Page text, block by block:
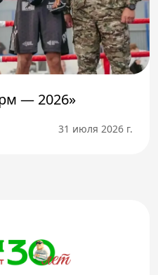
— 2026»
31 июля 2026 г.